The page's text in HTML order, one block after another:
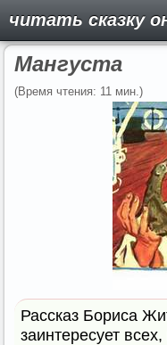
читать сказку
Мангуста
(Время чтения: 11 мин.)
Рассказ Бориса
заинтересует